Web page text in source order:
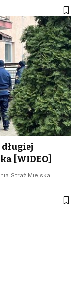
[WIDEO]
Straż Miejska